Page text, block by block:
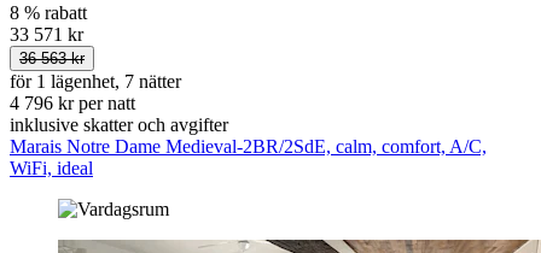
8 % rabatt
33 571 kr
36 563 kr
för 1 lägenhet, 7 nätter
4 796 kr per natt
inklusive skatter och avgifter
Marais Notre Dame Medieval-2BR/2SdE, calm, comfort, A/C,
WiFi, ideal